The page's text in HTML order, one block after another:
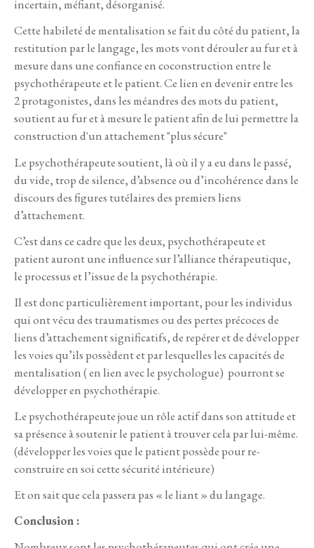
incertain, méfiant, désorganisé.
Cette habileté de mentalisation se fait du côté du patient, la
restitution par le langage, les mots vont dérouler au fur et à
mesure dans une confiance en coconstruction entre le
psychothérapeute et le patient. Ce lien en devenir entre les
2 protagonistes, dans les méandres des mots du patient,
soutient au fur et à mesure le patient afin de lui permettre la
construction d'un attachement "plus sécure"
Le psychothérapeute soutient, là où il y a eu dans le passé,
du vide, trop de silence, d’absence ou d’incohérence dans le
discours des figures tutélaires des premiers liens
d’attachement.
C’est dans ce cadre que les deux, psychothérapeute et
patient auront une influence sur l’alliance thérapeutique,
le processus et l’issue de la psychothérapie.
Il est donc particulièrement important, pour les individus
qui ont vécu des traumatismes ou des pertes précoces de
liens d’attachement significatifs, de repérer et de développer
les voies qu’ils possèdent et par lesquelles les capacités de
mentalisation ( en lien avec le psychologue) pourront se
développer en psychothérapie.
Le psychothérapeute joue un rôle actif dans son attitude et
sa présence à soutenir le patient à trouver cela par lui-même.
(développer les voies que le patient possède pour re-
construire en soi cette sécurité intérieure)
Et on sait que cela passera pas « le liant » du langage.
Conclusion :